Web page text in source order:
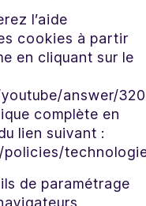
l’aide
cookies à partir
en cliquant sur le
answer/
complète en
lien suivant :
de paramétrage